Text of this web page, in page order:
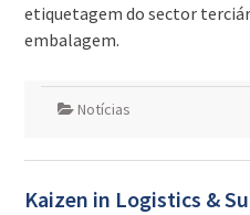
etiquetagem do sector
embalagem.
Notícias
Kaizen in Logistics &